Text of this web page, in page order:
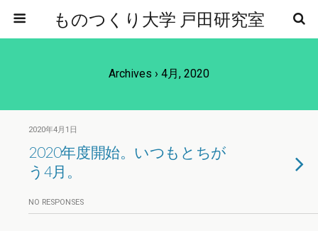
ものつくり大学 戸田研究室
Archives › 4月, 2020
2020年4月1日
2020年度開始。いつもとちが
う4月。
NO RESPONSES